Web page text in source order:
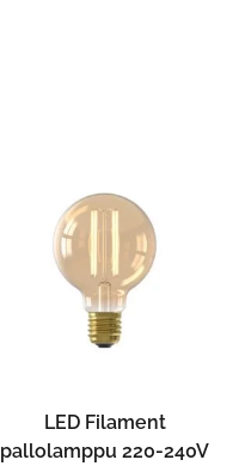
LED Filament
pallolamppu 220-240V